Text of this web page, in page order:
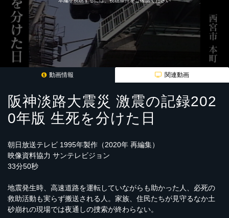
動画情報 関連動画
阪神淡路大震災 激震の記録202
0年版 生死を分けた日
朝日放送テレビ 1995年製作（2020年 再編集）
映像資料協力 サンテレビジョン
33分50秒
地震発生時、高速道路を運転していながらも助かった人、必死の
救助活動も実らず搬送される人。家族、住民たちが見守るなか土
砂崩れの現場では夜通しの捜索が終わらない。